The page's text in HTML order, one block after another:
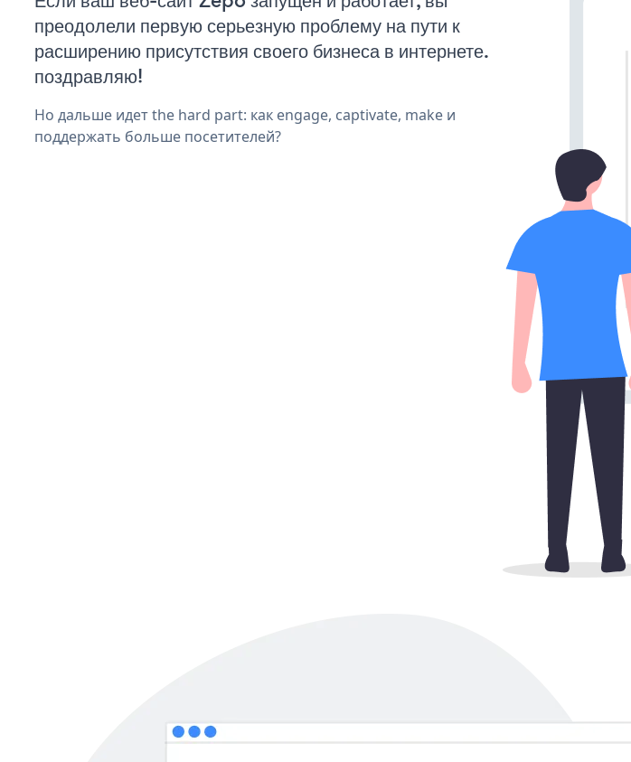
преодолели первую серьезную проблему на пути к
расширению присутствия своего бизнеса в интернете.
поздравляю!
Но дальше идет the hard part: как engage, captivate, make и
поддержать больше посетителей?